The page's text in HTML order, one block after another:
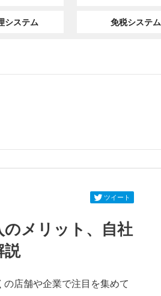
システム 免税システム
ツイート
メリット、自社
説
の店舗や企業で注目を集めて